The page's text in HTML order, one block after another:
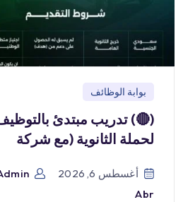
بوابة الوظائف
(🔴) تدريب مبتدئ
لحملة الثانوية (مع شركة
أغسطس 6, 2026
Abr